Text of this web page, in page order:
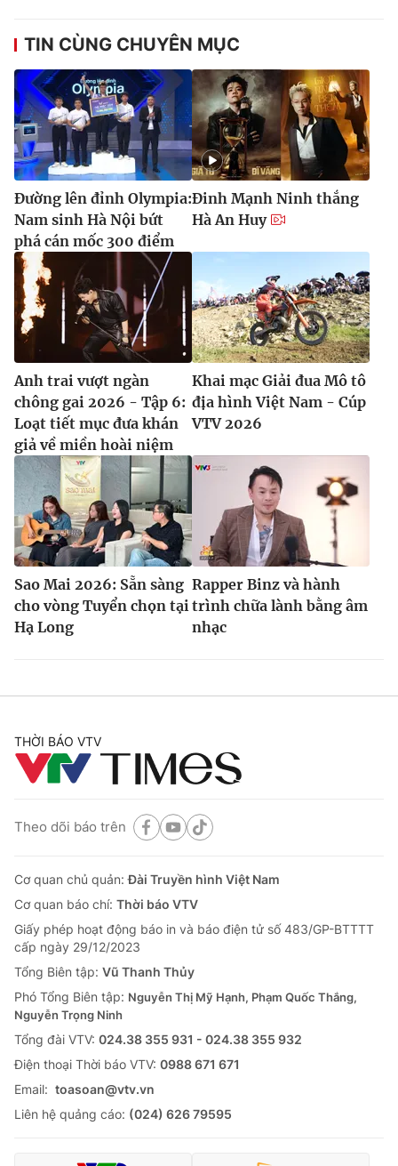
TIN CÙNG CHUYÊN MỤC
Đường lên đỉnh Olympia:
Nam sinh Hà Nội bứt
phá cán mốc 300 điểm
Đinh Mạnh Ninh thắng
Hà An Huy
Anh trai vượt ngàn
chông gai 2026 - Tập 6:
Loạt tiết mục đưa khán
giả về miền hoài niệm
Khai mạc Giải đua Mô tô
địa hình Việt Nam - Cúp
VTV 2026
Sao Mai 2026: Sẵn sàng
cho vòng Tuyển chọn tại
Hạ Long
Rapper Binz và hành
trình chữa lành bằng âm
nhạc
THỜI BÁO VTV
Theo dõi báo trên
Cơ quan chủ quản:Đài Truyền hình Việt Nam
Cơ quan báo chí: Thời báo VTV
Giấy phép hoạt động báo in và báo điện tử số 483/GP-BTTTT
cấp ngày 29/12/2023
Tổng Biên tập: Vũ Thanh Thủy
Phó Tổng Biên tập: Nguyễn Thị Mỹ Hạnh, Phạm Quốc Thắng,
Nguyễn Trọng Ninh
Tổng đài VTV: 024.38 355 931 - 024.38 355 932
Ðiện thoại Thời báo VTV: 0988 671 671
Email: toasoan@vtv.vn
Liên hệ quảng cáo: (024) 626 79595